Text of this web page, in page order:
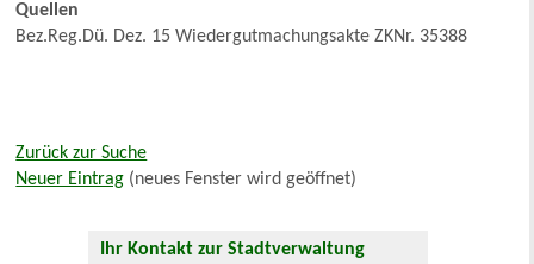
Quellen
Bez.Reg.Dü. Dez. 15 Wiedergutmachungsakte ZKNr. 35388
Zurück zur Suche
Neuer Eintrag (neues Fenster wird geöffnet)
Ihr Kontakt zur Stadtverwaltung